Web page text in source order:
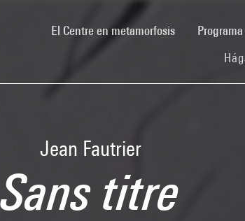
El Centre en metamorfosis(current)Programa
Jean Fautrier
Sans titre